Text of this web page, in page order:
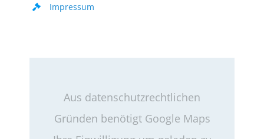
Impressum
Aus datenschutzrechtlichen
Gründen benötigt Google Maps